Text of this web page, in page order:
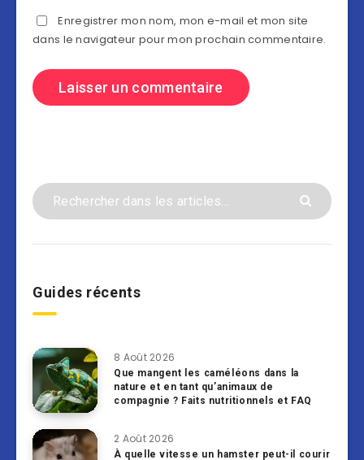
Enregistrer mon nom, mon e-mail et mon site
dans le navigateur pour mon prochain commentaire.
Guides récents
8 Août 2026
Que mangent les caméléons dans la
nature et en tant qu’animaux de
compagnie ? Faits nutritionnels et FAQ
2 Août 2026
À quelle vitesse un hamster peut-il courir